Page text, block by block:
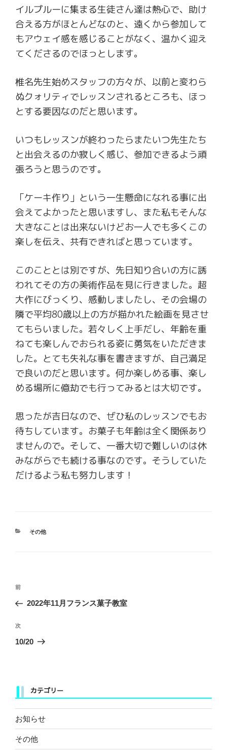
イルプルーに集まる生徒さん達は熱心で、助け
合える方がほとんどなのと、遠くから参加して
もアウェイ感を感じることがなく、温かく迎え
てくださるのでほっとします。
椎名先生始めスタッフの方々が、以前と変わら
ぬクォリティでレッスンされるところも、ほっ
とする要因なのだと思います。
いつもレッスンが終わったらまたいつ先生たち
と出会えるのか寂しく感じ、参加できるよう頑
張ろうと思うのです。
「ケーキ作り」という一生懸命になれる事に出
会えてよかったと思いますし、また私もそんな
大きなことは出来ないけどお一人でも多くこの
楽しを伝え、共有できればと思っています。
このこととは別ですが、先日知り合いの方に誘
われてその方の美術作品を見に行きました。超
大作にびっくり、感動しましたし、その会場の
隣で平均80歳以上の方が描かれた絵画を見させ
てもらいました。若々しく上手だし、年齢を重
ねても楽しんでおられる姿に勇気をいただきま
した。とても失礼な事を書きますが、自己満足
で良いのだと思います。何か楽しめる事、楽し
める場所に億劫でも行ってみるとは大切です。
思ったが吉日なので、ぜひ私のレッスンでもお
待ちしています。お菓子も年齢は全く関係あり
ませんので。そして、一番大切で難しいのは休
みながらでも続ける事なのです。そうしていた
だけるよう私も努力します！
カ
その他
投
ナ
ビ
ゲ
ン
前
の
稿
前
2022年11月フランス菓子教室
次
の
次
10/20
カテゴリー
お知らせ
その他